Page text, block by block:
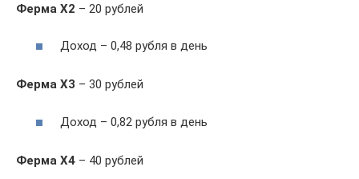
Ферма Х2 – 20 рублей
Доход – 0,48 рубля в день
Ферма Х3 – 30 рублей
Доход – 0,82 рубля в день
Ферма Х4 – 40 рублей